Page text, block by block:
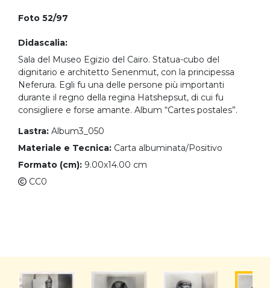
Foto 52/97
Didascalia:
Sala del Museo Egizio del Cairo. Statua-cubo del
dignitario e architetto Senenmut, con la principessa
Neferura. Egli fu una delle persone più importanti
durante il regno della regina Hatshepsut, di cui fu
consigliere e forse amante. Album “Cartes postales”.
Lastra: Album3_050
Materiale e Tecnica: Carta albuminata/Positivo
Formato (cm): 9.00x14.00 cm
CC0